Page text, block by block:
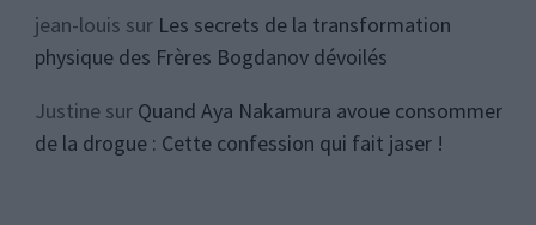
jean-louis sur Les secrets de la transformation
physique des Frères Bogdanov dévoilés
Justinesur Quand Aya Nakamura avoue consommer
de la drogue : Cette confession qui fait jaser !